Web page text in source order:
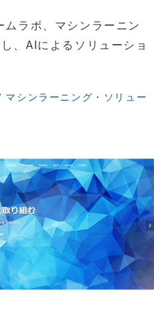
ムラボ、マシンラーニン
、AIによるソリューショ
マシンラーニング・ソリュー